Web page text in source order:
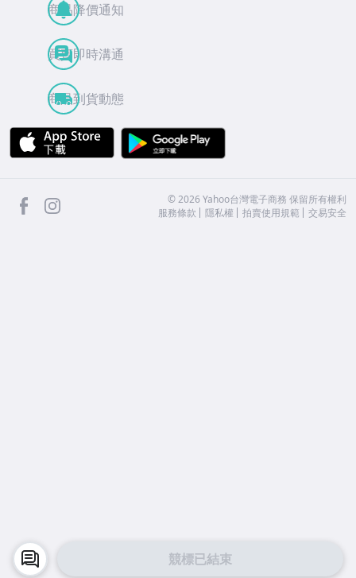
競標已結束
商品降價通知
買賣即時溝通
商品到貨動態
APP Store
facebook ©2026 Yahoo台灣電子商務 保留所有權利
服務條款
隱私權 拍賣使用規範 交易安全